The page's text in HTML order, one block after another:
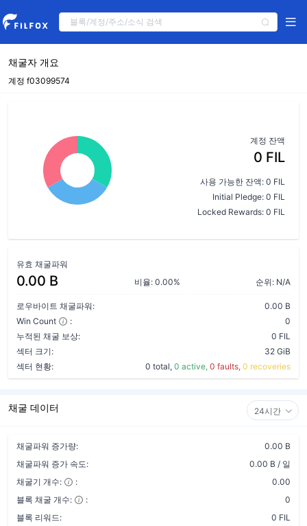
채굴자 개요
계정 f03099574
계정 잔액
0 FIL
사용 가능한 잔액: 0 FIL
Initial Pledge: 0 FIL
Locked Rewards: 0 FIL
유효 채굴파워
0.00 B 비율: 0.00% 순위: N/A
로우바이트 채굴파워:
0.00 B
Win Count
:
0
누적된 채굴 보상:
0 FIL
섹터 크기:
32 GiB
섹터 현황:
0 total, 0 active, 0 faults, 0 recoveries
채굴 데이터 24시간
채굴파워 증가량:
0.00 B
채굴파워 증가 속도:
0.00 B / 일
채굴기 개수:
:
0.00
블록 채굴 개수:
:
0
블록 리워드:
0 FIL